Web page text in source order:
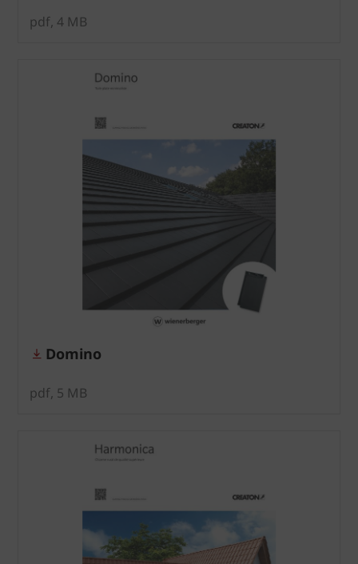
pdf, 4 MB
Domino
pdf, 5 MB